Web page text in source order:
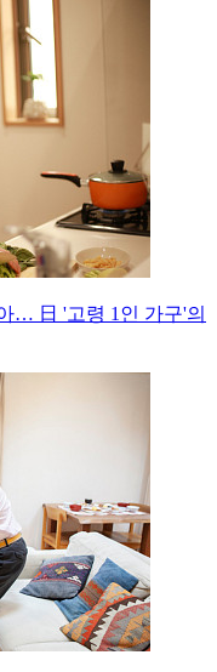
… 日 '고령 1인 가구'의